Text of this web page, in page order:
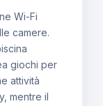
Wi-Fi
camere.
giochi per
attività
mentre il